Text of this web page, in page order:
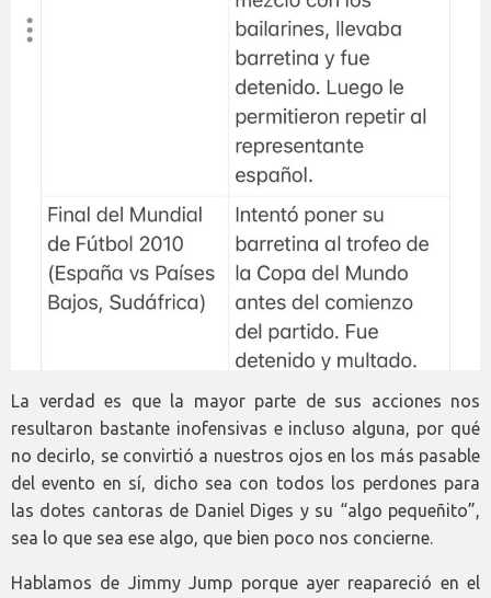
La verdad es que la mayor parte de sus acciones nos
resultaron bastante inofensivas e incluso alguna, por qué
no decirlo, se convirtió a nuestros ojos en los más pasable
del evento en sí, dicho sea con todos los perdones para
las dotes cantoras de Daniel Diges y su “algo pequeñito”,
sea lo que sea ese algo, que bien poco nos concierne.
Hablamos de Jimmy Jump porque ayer reapareció en el